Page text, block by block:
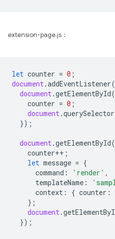
extension-page.js：
let counter = 0 ;
document.addEventListener(
document.getElementById(
counter = 0 ;
document.querySelector
});
document.getElementById(
counter++ ;
let message = {
command : 'render' ,
templateName :
context : { counter :
};
document.
});